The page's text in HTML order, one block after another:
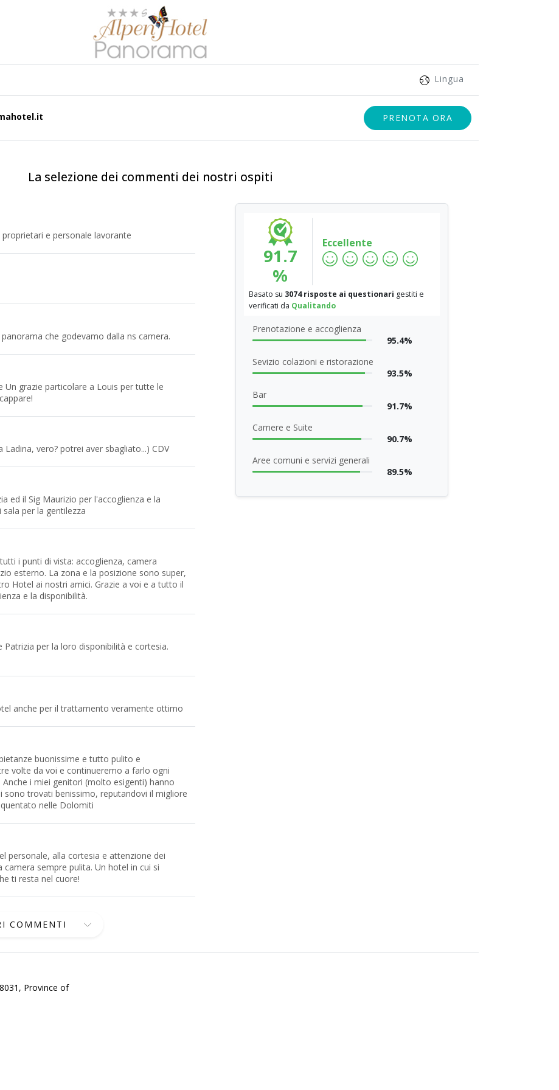
Lingua
PRENOTA ORA
La selezione dei commenti dei nostri ospiti
e personale lavorante
che godevamo dalla ns camera.
Un grazie particolare a Louis per tutte le
Ladina, vero? potrei aver sbagliato...) CDV
ed il Sig Maurizio per l'accoglienza e la
per la gentilezza
i punti di vista: accoglienza, camera
esterno. La zona e la posizione sono super,
Hotel ai nostri amici. Grazie a voi e a tutto il
e la disponibilità.
per la loro disponibilità e cortesia.
anche per il trattamento veramente ottimo
buonissime e tutto pulito e
volte da voi e continueremo a farlo ogni
i miei genitori (molto esigenti) hanno
sono trovati benissimo, reputandovi il migliore
nelle Dolomiti
personale, alla cortesia e attenzione dei
camera sempre pulita. Un hotel in cui si
ti resta nel cuore!
COMMENTI
91.7
%
Eccellente
Basato su 3074 risposte ai questionari gestiti e
verificati da Qualitando
Prenotazione e accoglienza
95.4%
Sevizio colazioni e ristorazione
93.5%
Bar
91.7%
Camere e Suite
90.7%
Aree comuni e servizi generali
89.5%
Province of